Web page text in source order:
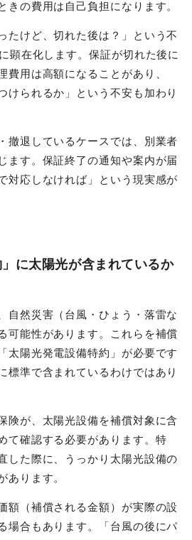
きの費用は自己負担になります。
たけど、切れた後は？」という不
顕在化します。保証が切れた後に
費用は高額になることがあり、
けられるか」という不安も加わり
撤退しているケースでは、別業者
ます。保証終了の通知や案内が届
対応しなければ」という現実感が
」に太陽光が含まれているか
自然災害（台風・ひょう・落雷な
可能性があります。これらを補償
太陽光発電設備特約」が必要です
標準で含まれているわけではあり
険が、太陽光設備を補償対象に含
て確認する必要があります。特
した際に、うっかり太陽光設備の
あります。
額（補償される金額）が実際の設
場合もあります。「台風の後にパ